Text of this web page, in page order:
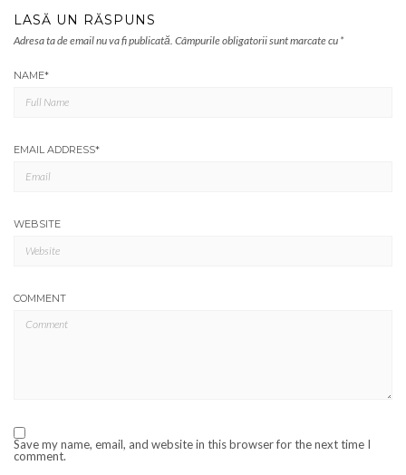
LASĂ UN RĂSPUNS
Adresa ta de email nu va fi publicată. Câmpurile obligatorii sunt marcate cu *
NAME*
EMAIL ADDRESS*
WEBSITE
COMMENT
Save my name, email, and website in this browser for the next time I
comment.